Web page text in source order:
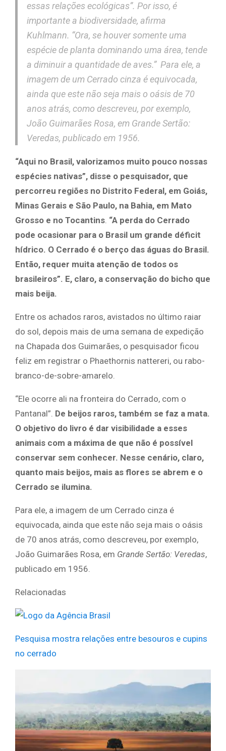
essas relações ecológicas”. Por isso, é
importante a biodiversidade, afirma
Kuhlmann. “Ora, se houver somente uma
espécie de planta dominando uma área, tende
a diminuir a quantidade de aves.” Para ele, a
imagem de um Cerrado cinza é equivocada,
ainda que este não seja mais o oásis de 70
anos atrás, como descreveu, por exemplo,
João Guimarães Rosa, em Grande Sertão:
Veredas, publicado em 1956.
“Aqui no Brasil, valorizamos muito pouco nossas
espécies nativas”, disse o pesquisador, que
percorreu regiões no Distrito Federal, em Goiás,
Minas Gerais e São Paulo, na Bahia, em Mato
Grosso e no Tocantins. “A perda do Cerrado
pode ocasionar para o Brasil um grande déficit
hídrico. O Cerrado é o berço das águas do Brasil.
Então, requer muita atenção de todos os
brasileiros”. E, claro, a conservação do bicho que
mais beija.
Entre os achados raros, avistados no último raiar
do sol, depois mais de uma semana de expedição
na Chapada dos Guimarães, o pesquisador ficou
feliz em registrar o Phaethornis nattereri, ou rabo-
branco-de-sobre-amarelo.
“Ele ocorre ali na fronteira do Cerrado, com o
Pantanal”. De beijos raros, também se faz a mata.
O objetivo do livro é dar visibilidade a esses
animais com a máxima de que não é possível
conservar sem conhecer. Nesse cenário, claro,
quanto mais beijos, mais as flores se abrem e o
Cerrado se ilumina.
Para ele, a imagem de um Cerrado cinza é
equivocada, ainda que este não seja mais o oásis
de 70 anos atrás, como descreveu, por exemplo,
João Guimarães Rosa, em Grande Sertão: Veredas,
publicado em 1956.
Relacionadas
Pesquisa mostra relações entre besouros e cupins
no cerrado